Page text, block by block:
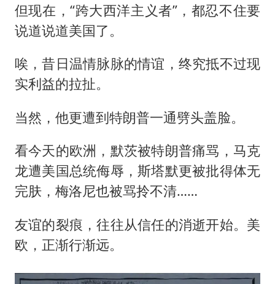
但现在，“跨大西洋主义者”，都忍不住要
说道说道美国了。
唉，昔日温情脉脉的情谊，终究抵不过现
实利益的拉扯。
当然，他更遭到特朗普一通劈头盖脸。
看今天的欧洲，默茨被特朗普痛骂，马克
龙遭美国总统侮辱，斯塔默更被批得体无
完肤，梅洛尼也被骂拎不清……
友谊的裂痕，往往从信任的消逝开始。美
欧，正渐行渐远。